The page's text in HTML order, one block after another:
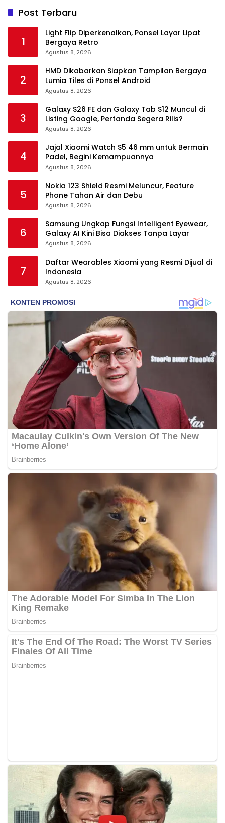
Post Terbaru
1
Light Flip Diperkenalkan, Ponsel Layar Lipat
Bergaya Retro
Agustus 8, 2026
2
HMD Dikabarkan Siapkan Tampilan Bergaya
Lumia Tiles di Ponsel Android
Agustus 8, 2026
3
Galaxy S26 FE dan Galaxy Tab S12 Muncul di
Listing Google, Pertanda Segera Rilis?
Agustus 8, 2026
4
Jajal Xiaomi Watch S5 46 mm untuk Bermain
Padel, Begini Kemampuannya
Agustus 8, 2026
5
Nokia 123 Shield Resmi Meluncur, Feature
Phone Tahan Air dan Debu
Agustus 8, 2026
6
Samsung Ungkap Fungsi Intelligent Eyewear,
Galaxy AI Kini Bisa Diakses Tanpa Layar
Agustus 8, 2026
7
Daftar Wearables Xiaomi yang Resmi Dijual di
Indonesia
Agustus 8, 2026